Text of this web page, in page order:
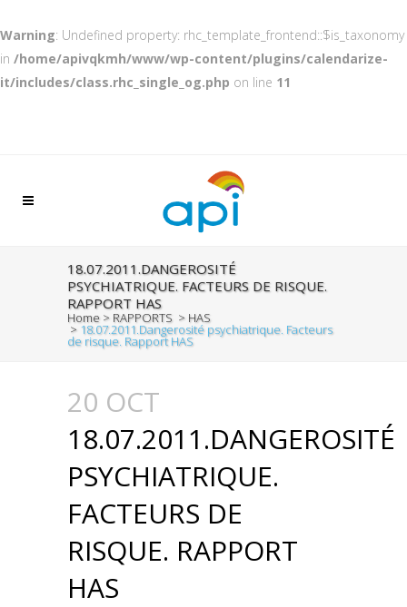
Warning: Undefined property: rhc_template_frontend::$is_taxonomy
in /home/apivqkmh/www/wp-content/plugins/calendarize-
it/includes/class.rhc_single_og.php on line 11
18.07.2011.DANGEROSITÉ
PSYCHIATRIQUE. FACTEURS DE RISQUE.
RAPPORT HAS
Home > RAPPORTS > HAS
> 18.07.2011.Dangerosité psychiatrique. Facteurs
de risque. Rapport HAS
20 OCT
18.07.2011.DANGEROSITÉ
PSYCHIATRIQUE.
FACTEURS DE
RISQUE. RAPPORT
HAS